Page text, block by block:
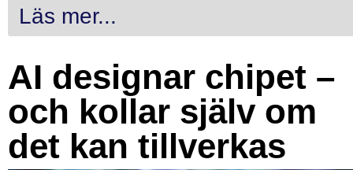
Läs mer...
AI designar chipet –
och kollar själv om
det kan tillverkas